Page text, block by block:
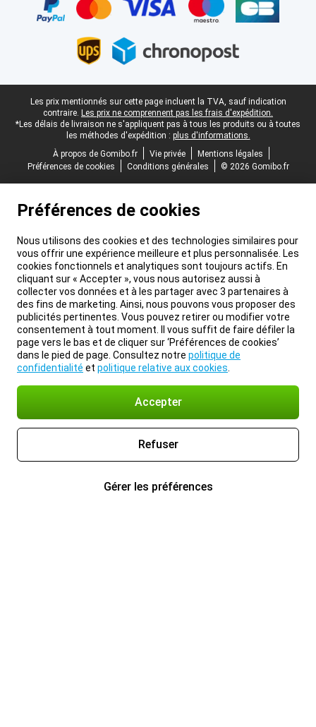
Pied-de-page légal
Les prix mentionnés sur cette page incluent la TVA, sauf indication
contraire. Les prix ne comprennent pas les frais d'expédition.
*Les délais de livraison ne s'appliquent pas à tous les produits ou à toutes
les méthodes d'expédition : plus d'informations.
À propos de Gomibo.fr
Vie privée
Mentions légales
Préférences de cookies
Conditions générales © 2026 Gomibo.fr
Préférences de cookies
Nous utilisons des cookies et des technologies similaires pour
vous offrir une expérience meilleure et plus personnalisée. Les
cookies fonctionnels et analytiques sont toujours actifs. En
cliquant sur « Accepter », vous nous autorisez aussi à
collecter vos données et à les partager avec 3 partenaires à
des fins de marketing. Ainsi, nous pouvons vous proposer des
publicités pertinentes. Vous pouvez retirer ou modifier votre
consentement à tout moment. Il vous suffit de faire défiler la
page vers le bas et de cliquer sur ‘Préférences de cookies’
dans le pied de page. Consultez notre politique de
confidentialité et politique relative aux cookies
Accepter
Refuser
Gérer les préférences